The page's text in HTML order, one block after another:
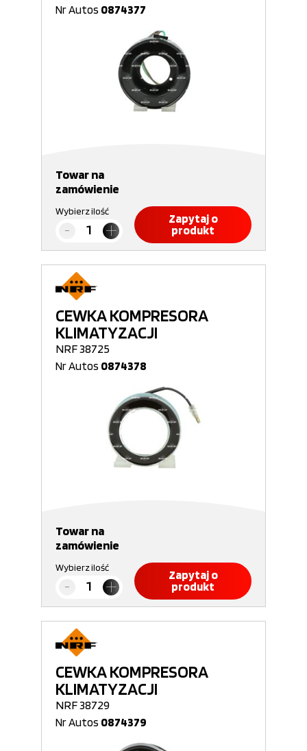
Nr Autos 0874377
Towar na
zamówienie
Wybierz ilość
Zapytaj o
produkt
CEWKA KOMPRESORA
KLIMATYZACJI
NRF 38725
Nr Autos 0874378
Towar na
zamówienie
Wybierz ilość
Zapytaj o
produkt
CEWKA KOMPRESORA
KLIMATYZACJI
NRF 38729
Nr Autos 0874379